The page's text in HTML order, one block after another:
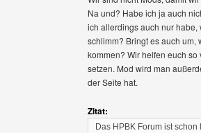
Na und? Habe ich ja auch
ich allerdings auch nur
schlimm? Bringt es auch um,
kommen? Wir helfen euch
setzen. Mod wird man
der Seite hat.
Zitat:
Das HPBK Forum ist